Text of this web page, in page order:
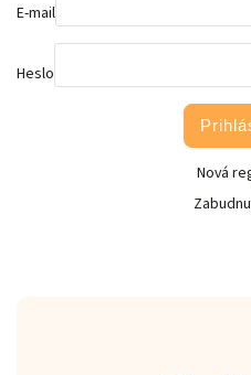
E-mail
Heslo
Nová